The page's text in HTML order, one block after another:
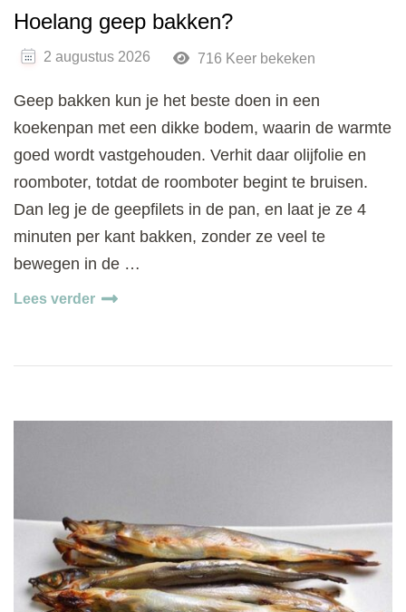
Hoelang geep bakken?
2 augustus 2026 716 Keer bekeken
Geep bakken kun je het beste doen in een
koekenpan met een dikke bodem, waarin de warmte
goed wordt vastgehouden. Verhit daar olijfolie en
roomboter, totdat de roomboter begint te bruisen.
Dan leg je de geepfilets in de pan, en laat je ze 4
minuten per kant bakken, zonder ze veel te
bewegen in de …
Lees verder